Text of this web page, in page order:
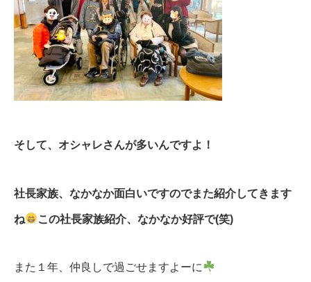
そして、オシャレさんが多いんですよ！
社長家族、なかなか面白いですのでまた紹介してきます
ね この社長家族紹介、なかなか好評で(笑)
また１年、仲良しで過ごせますよーに